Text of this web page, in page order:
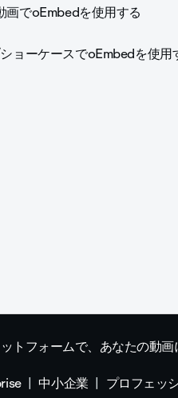
画でoEmbedを使用する
ョーケースでoEmbedを使用
トフォームで、あなたの動
中小企業 プロフェッ